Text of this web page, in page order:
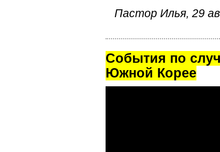
Пастор Илья, 29
Cобытия по
Южной Корее